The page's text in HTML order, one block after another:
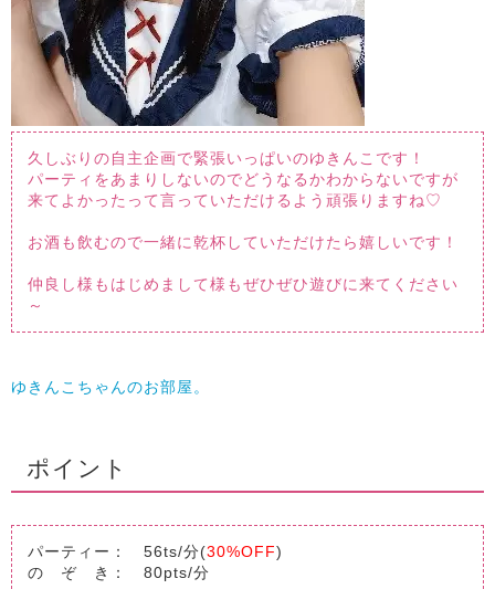
久しぶりの自主企画で緊張いっぱいのゆきんこです！
パーティをあまりしないのでどうなるかわからないですが
来てよかったって言っていただけるよう頑張りますね♡
お酒も飲むので一緒に乾杯していただけたら嬉しいです！
仲良し様もはじめまして様もぜひぜひ遊びに来てください
～
ゆきんこちゃんのお部屋。
ポイント
パーティー： 56ts/分(30%OFF)
の ぞ き： 80pts/分